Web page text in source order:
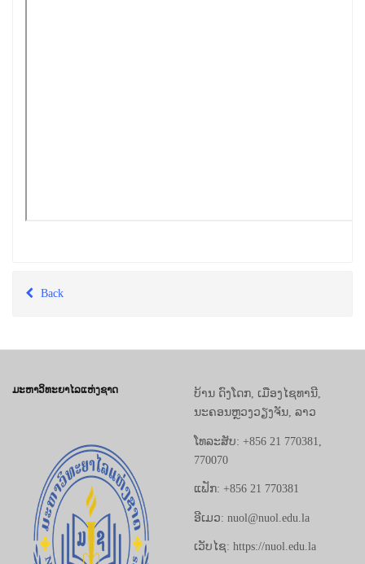
Back
ມະຫາວິທະຍາໄລແຫ່ງຊາດ
ບ້ານ ດົງໂດກ, ເມືອງໄຊທານີ,
ນະຄອນຫຼວງວຽງຈັນ, ລາວ
ໂທລະສັບ: +856 21 770381,
770070
ແຟັກ: +856 21 770381
ອີເມວ: nuol@nuol.edu.la
ເວັບໄຊ: https://nuol.edu.la